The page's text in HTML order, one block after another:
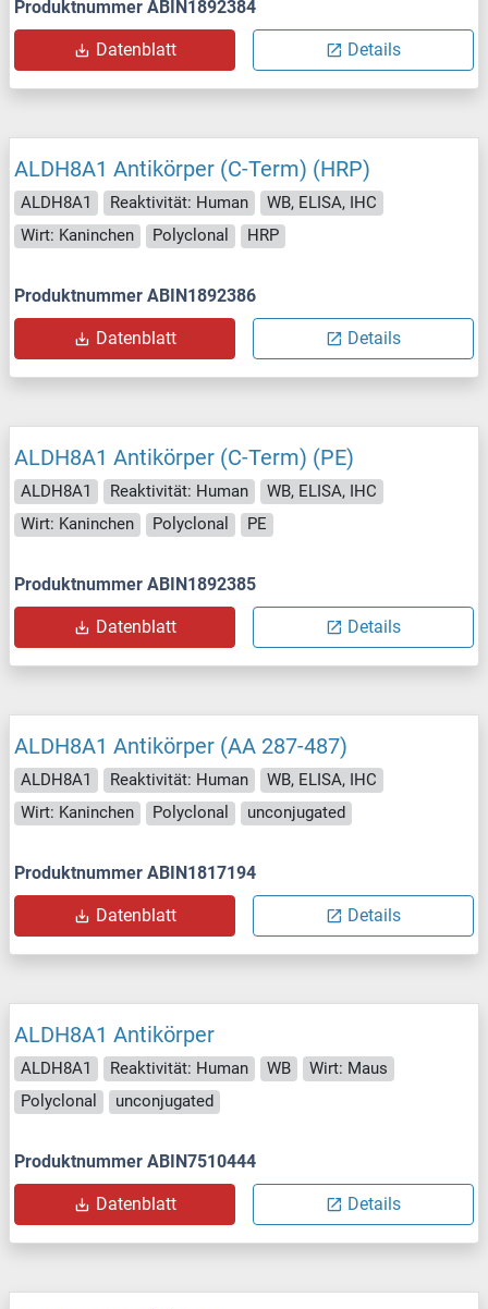
Produktnummer ABIN1892384
Datenblatt Details
ALDH8A1 Antikörper (C-Term) (HRP)
ALDH8A1 Reaktivität: Human
WB, ELISA, IHC
Wirt: Kaninchen
Polyclonal HRP
Produktnummer ABIN1892386
Datenblatt Details
ALDH8A1 Antikörper (C-Term) (PE)
ALDH8A1 Reaktivität: Human
WB, ELISA, IHC
Wirt: Kaninchen
Polyclonal PE
Produktnummer ABIN1892385
Datenblatt Details
ALDH8A1 Antikörper (AA 287-487)
ALDH8A1 Reaktivität: Human
WB, ELISA, IHC
Wirt: Kaninchen
Polyclonal unconjugated
Produktnummer ABIN1817194
Datenblatt Details
ALDH8A1 Antikörper
ALDH8A1 Reaktivität: Human WB
Wirt: Maus
Polyclonal
unconjugated
Produktnummer ABIN7510444
Datenblatt Details